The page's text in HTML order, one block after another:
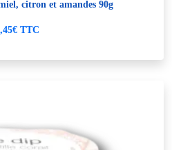
citron et amandes 90g
TTC